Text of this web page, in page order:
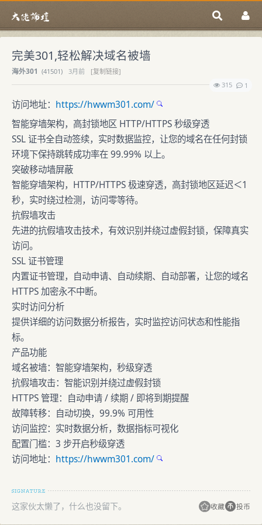
完美301,轻松解决域名被墙
海外301 (41501) 3月前
[复制链接]
315
1
访问地址： https://hwwm301.com/
智能穿墙架构，高封锁地区 HTTP/HTTPS 秒级穿透
SSL 证书全自动签续，实时数据监控，让您的域名在任何封锁
环境下保持跳转成功率在 99.99% 以上。
突破移动墙屏蔽
智能穿墙架构，HTTP/HTTPS 极速穿透，高封锁地区延迟＜1
秒，实时绕过检测，访问零等待。
抗假墙攻击
先进的抗假墙攻击技术，有效识别并绕过虚假封锁，保障真实
访问。
SSL 证书管理
内置证书管理，自动申请、自动续期、自动部署，让您的域名
HTTPS 加密永不中断。
实时访问分析
提供详细的访问数据分析报告，实时监控访问状态和性能指
标。
产品功能
域名被墙：智能穿墙架构，秒级穿透
抗假墙攻击：智能识别并绕过虚假封锁
HTTPS 管理：自动申请 / 续期 / 即将到期提醒
故障转移：自动切换，99.9% 可用性
访问监控：实时数据分析，数据指标可视化
配置门槛：3 步开启秒级穿透
访问地址： https://hwwm301.com/
这家伙太懒了，什么也没留下。 收藏 投币